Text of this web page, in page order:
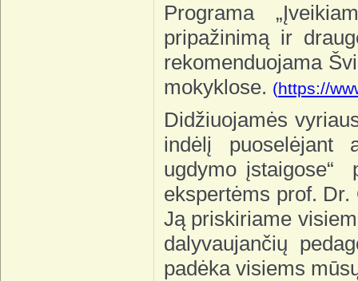
Programa
pripažinimą ir
rekomenduojama
mokyklose. (https://
Didžiuojamės
indėlį puoselėjant
ugdymo įstaigose“
ekspertėms prof.
Ją priskiriame
dalyvaujančių
padėka visiems